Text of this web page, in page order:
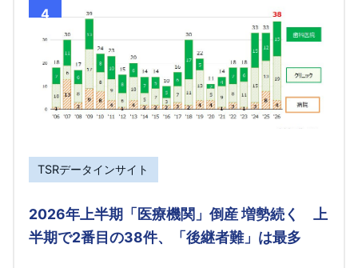
4
TSRデータインサイト
2026年上半期「医療機関」倒産 増勢続く 上
半期で2番目の38件、「後継者難」は最多